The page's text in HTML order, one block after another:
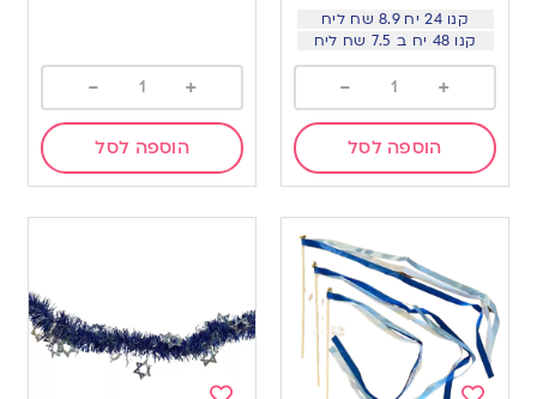
קנו 24 יח 8.9 שח ליח
קנו 48 יח ב 7.5 שח ליח
+
-
הוספה לסל
+
-
הוספה לסל